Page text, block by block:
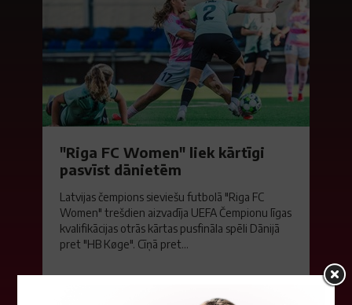
"Riga FC Women" liek kārtīgi
pasvīst dānietēm
Latvijas čempions sieviešu futbolā "Riga FC
Women" trešdien aizvadīja UEFA Čempionu līgas
kvalifikācijas otrās kārtas pusfināla spēli Dānijā
pret "HB Køge". Cīņā pret...